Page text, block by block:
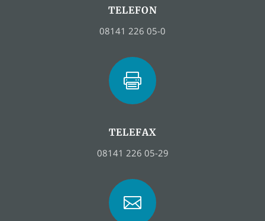
TELEFON
08141 226 05-0

TELEFAX
08141 226 05-29
